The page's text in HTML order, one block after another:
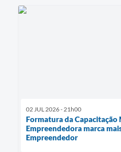
02 JUL 2026 - 21h00
Formatura da Capacitação
Empreendedora marca
Empreendedor